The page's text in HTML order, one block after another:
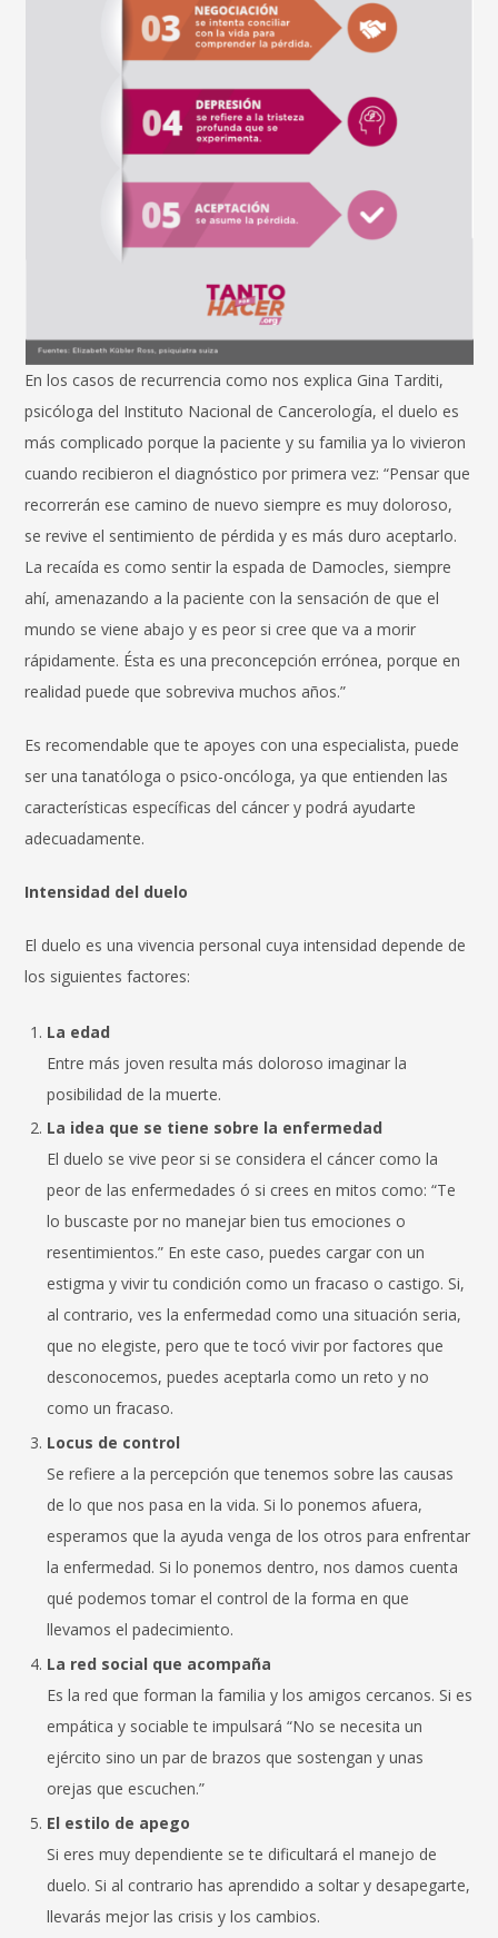
En los casos de recurrencia como nos explica Gina Tarditi,
psicóloga del Instituto Nacional de Cancerología, el duelo es
más complicado porque la paciente y su familia ya lo vivieron
cuando recibieron el diagnóstico por primera vez: “Pensar que
recorrerán ese camino de nuevo siempre es muy doloroso,
se revive el sentimiento de pérdida y es más duro aceptarlo.
La recaída es como sentir la espada de Damocles, siempre
ahí, amenazando a la paciente con la sensación de que el
mundo se viene abajo y es peor si cree que va a morir
rápidamente. Ésta es una preconcepción errónea, porque en
realidad puede que sobreviva muchos años.”
Es recomendable que te apoyes con una especialista, puede
ser una tanatóloga o psico-oncóloga, ya que entienden las
características específicas del cáncer y podrá ayudarte
adecuadamente.
Intensidad del duelo
El duelo es una vivencia personal cuya intensidad depende de
los siguientes factores:
La edad
Entre más joven resulta más doloroso imaginar la
posibilidad de la muerte.
La idea que se tiene sobre la enfermedad
El duelo se vive peor si se considera el cáncer como la
peor de las enfermedades ó si crees en mitos como: “Te
lo buscaste por no manejar bien tus emociones o
resentimientos.” En este caso, puedes cargar con un
estigma y vivir tu condición como un fracaso o castigo. Si,
al contrario, ves la enfermedad como una situación seria,
que no elegiste, pero que te tocó vivir por factores que
desconocemos, puedes aceptarla como un reto y no
como un fracaso.
Locus de control
Se refiere a la percepción que tenemos sobre las causas
de lo que nos pasa en la vida. Si lo ponemos afuera,
esperamos que la ayuda venga de los otros para enfrentar
la enfermedad. Si lo ponemos dentro, nos damos cuenta
qué podemos tomar el control de la forma en que
llevamos el padecimiento.
La red social que acompaña
Es la red que forman la familia y los amigos cercanos. Si es
empática y sociable te impulsará “No se necesita un
ejército sino un par de brazos que sostengan y unas
orejas que escuchen.”
El estilo de apego
Si eres muy dependiente se te dificultará el manejo de
duelo. Si al contrario has aprendido a soltar y desapegarte,
llevarás mejor las crisis y los cambios.